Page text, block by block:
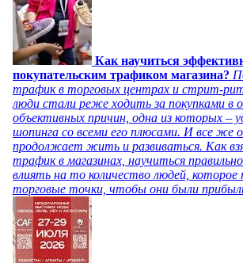
Как научиться
покупательским трафиком магазина?
трафик в торговых центрах и стрит-
люди стали реже ходить за покупками в
объективных причин, одна из которых –
шопинга со всеми его плюсами. И все же
продолжает жить и развиваться. Как
трафик в магазинах, научиться
влиять на то количество людей, которое
торговые точки, чтобы они были